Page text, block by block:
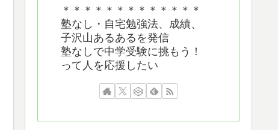
＊＊＊＊＊＊＊＊＊＊＊＊＊
塾なし・自宅勉強法、成績、
子沢山あるあるを発信
塾なしで中学受験に挑もう！
って人を応援したい